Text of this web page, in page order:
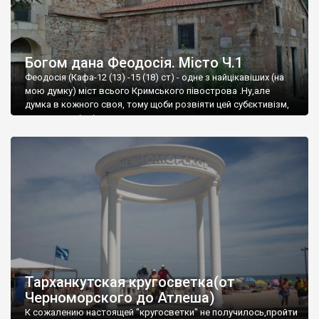
Богом дана Феодосія. Місто Ч.1
Феодосія (Кафа-12 (13) -15 (18) ст) - одне з найцікавіших (на
мою думку) міст всього Кримського півострова .Ну,але
думка в кожного своя, тому щоби розвіяти цей субєктивізм,
запрошую відвідати це
Тарханкутская кругосветка(от
Черноморского до Атлеша)
К сожалению настоящей "кругосветки" не получилось,пройти